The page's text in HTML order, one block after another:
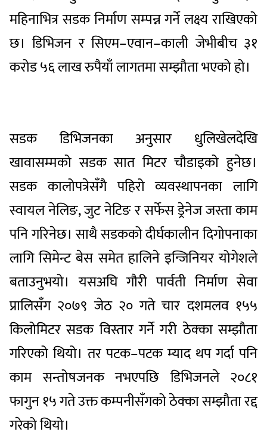
महिनाभित्र सडक निर्माण सम्पन्न गर्ने लक्ष्य राखिएको
छ। डिभिजन र सिएम–एवान–काली जेभीबीच ३१
करोड ५६ लाख रुपैयाँ लागतमा सम्झौता भएको हो।
सडक डिभिजनका अनुसार धुलिखेलदेखि
खावासम्मको सडक सात मिटर चौडाइको हुनेछ।
सडक कालोपत्रेसँगै पहिरो व्यवस्थापनका लागि
स्वायल नेलिङ, जुट नेटिङ र सर्फेस ड्रेनेज जस्ता काम
पनि गरिनेछ। साथै सडकको दीर्घकालीन दिगोपनाका
लागि सिमेन्ट बेस समेत हालिने इन्जिनियर योगेशले
बताउनुभयो। यसअघिगौरी पार्वती निर्माण सेवा
प्रालिसँग २०७९ जेठ २० गते चार दशमलव १५५
किलोमिटर सडक विस्तार गर्ने गरी ठेक्का सम्झौता
गरिएको थियो। तर पटक–पटक म्याद थप गर्दा पनि
काम सन्तोषजनक नभएपछि डिभिजनले २०८१
फागुन १५ गते उक्त कम्पनीसँगको ठेक्का सम्झौता रद्द
गरेको थियो।